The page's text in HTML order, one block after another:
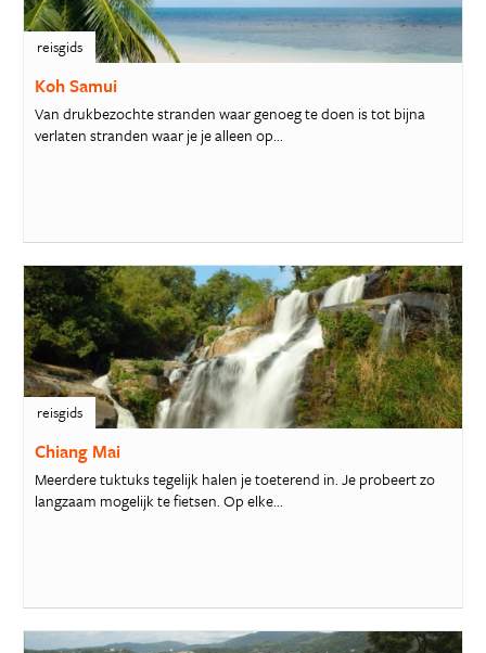
reisgids
Koh Samui
Van drukbezochte stranden waar genoeg te doen is tot bijna
verlaten stranden waar je je alleen op...
reisgids
Chiang Mai
Meerdere tuktuks tegelijk halen je toeterend in. Je probeert zo
langzaam mogelijk te fietsen. Op elke...